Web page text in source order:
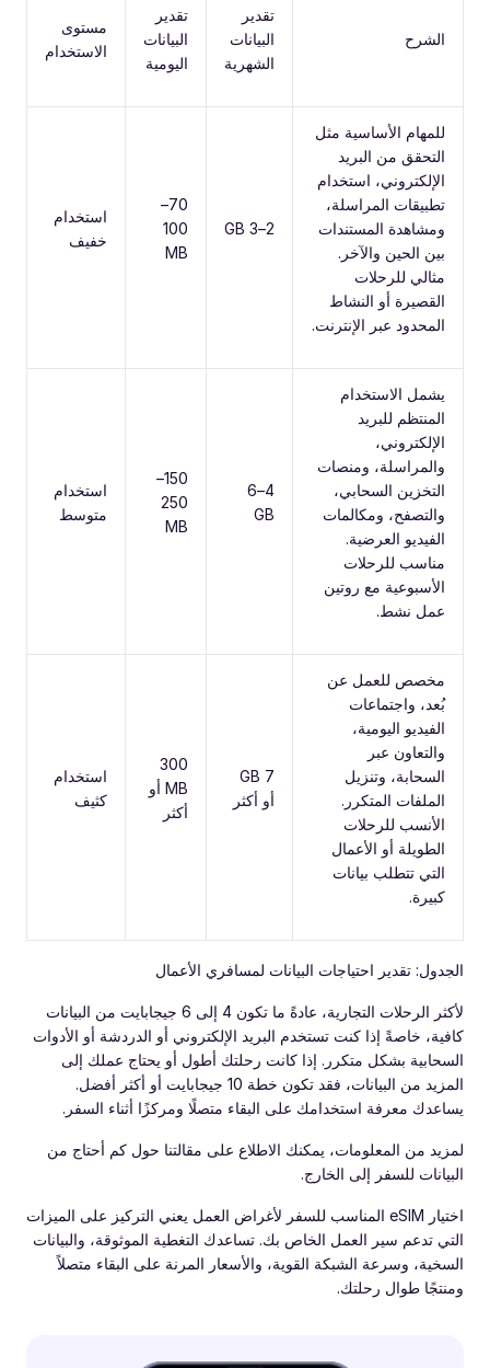
الشرح
تقدير
البيانات
الشهرية
تقدير
البيانات
اليومية
مستوى
الاستخدام
للمهام الأساسية مثل
التحقق من البريد
الإلكتروني، استخدام
تطبيقات المراسلة،
ومشاهدة المستندات
بين الحين والآخر.
مثالي للرحلات
القصيرة أو النشاط
المحدود عبر الإنترنت.
2–3 GB
70–
100
MB
استخدام
خفيف
يشمل الاستخدام
المنتظم للبريد
الإلكتروني،
والمراسلة، ومنصات
التخزين السحابي،
والتصفح، ومكالمات
الفيديو العرضية.
مناسب للرحلات
الأسبوعية مع روتين
عمل نشط.
4–6
GB
150–
250
MB
استخدام
متوسط
مخصص للعمل عن
بُعد، واجتماعات
الفيديو اليومية،
والتعاون عبر
السحابة، وتنزيل
الملفات المتكرر.
الأنسب للرحلات
الطويلة أو الأعمال
التي تتطلب بيانات
كبيرة.
7 GB
أو أكثر
300
MB أو
أكثر
استخدام
كثيف
الجدول: تقدير احتياجات البيانات لمسافري الأعمال
لأكثر الرحلات التجارية، عادةً ما تكون 4 إلى 6 جيجابايت من البيانات
كافية، خاصةً إذا كنت تستخدم البريد الإلكتروني أو الدردشة أو الأدوات
السحابية بشكل متكرر. إذا كانت رحلتك أطول أو يحتاج عملك إلى
المزيد من البيانات، فقد تكون خطة 10 جيجابايت أو أكثر أفضل.
يساعدك معرفة استخدامك على البقاء متصلًا ومركزًا أثناء السفر.
لمزيد من المعلومات، يمكنك الاطلاع على مقالتنا حول كم أحتاج من
البيانات للسفر إلى الخارج.
اختيار eSIM المناسب للسفر لأغراض العمل يعني التركيز على الميزات
التي تدعم سير العمل الخاص بك. تساعدك التغطية الموثوقة، والبيانات
السخية، وسرعة الشبكة القوية، والأسعار المرنة على البقاء متصلاً
ومنتجًا طوال رحلتك.